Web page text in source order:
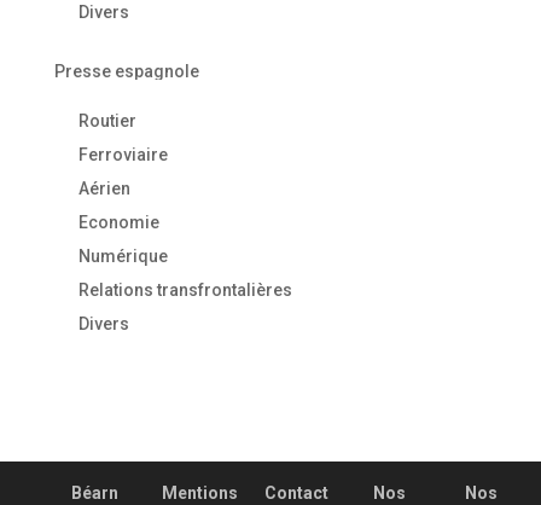
Divers
Presse espagnole
Routier
Ferroviaire
Aérien
Economie
Numérique
Relations transfrontalières
Divers
Béarn Mentions Contact Nos Nos